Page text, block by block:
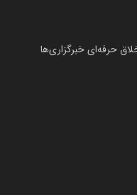
حرفه‌ای خبرگزاری‌ها